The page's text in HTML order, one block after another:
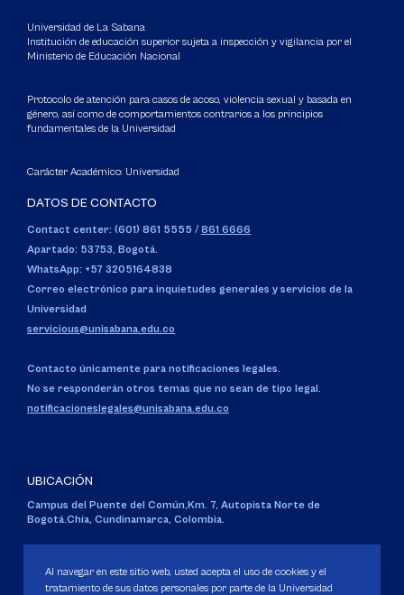
Universidad de La Sabana
Institución de educación superior sujeta a inspección y vigilancia por el
Ministerio de Educación Nacional
Protocolo de atención para casos de acoso, violencia sexual y basada en
género, así como de comportamientos contrarios a los principios
fundamentales de la Universidad
Carácter Académico: Universidad
DATOS DE CONTACTO
Contact center: (601) 861 5555 / 861 6666
Apartado: 53753, Bogotá.
WhatsApp: +57 3205164838
Correo electrónico para inquietudes generales y servicios de la
Universidad
servicious@unisabana.edu.co
Contacto únicamente para notificaciones legales.
No se responderán otros temas que no sean de tipo legal.
notificacioneslegales@unisabana.edu.co
UBICACIÓN
Campus del Puente del Común,Km. 7, Autopista Norte de
Bogotá.Chía, Cundinamarca, Colombia.
Personería Jurídica:Resolución 130 del 14 de enero de 1980.
Ministerio de Educación Nacional.
Al navegar en este sitio web, usted acepta el uso de cookies y el
tratamiento de sus datos personales por parte de la Universidad